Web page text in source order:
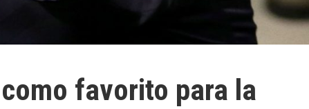
favorito para la